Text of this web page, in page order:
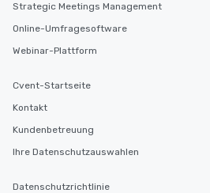
Strategic Meetings Management
Online-Umfragesoftware
Webinar-Plattform
Cvent-Startseite
Kontakt
Kundenbetreuung
Ihre Datenschutzauswahlen
Datenschutzrichtlinie